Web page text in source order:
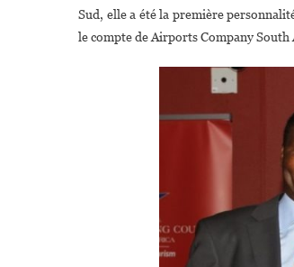
Sud, elle a été la première
le compte de Airports Company South